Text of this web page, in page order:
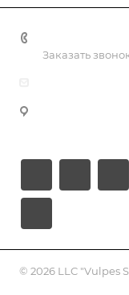
Заказать
© 2026 LLC "Vulpes